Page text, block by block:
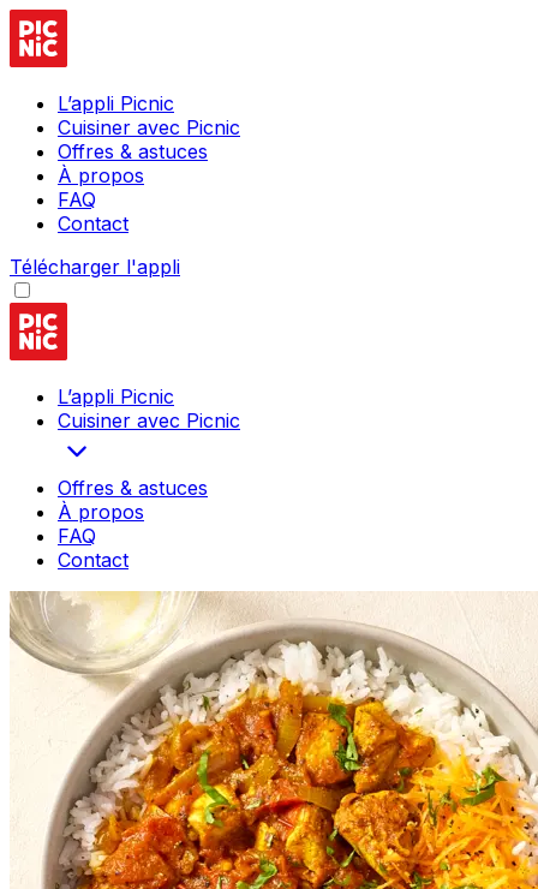
L’appli Picnic
Cuisiner avec Picnic
Offres & astuces
À propos
FAQ
Contact
Télécharger l'appli
L’appli Picnic
Cuisiner avec Picnic
Offres & astuces
À propos
FAQ
Contact